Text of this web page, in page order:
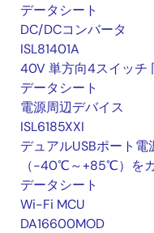
データシート
DC/DCコンバータ
ISL81401A
40V 単方向4スイッチ
データシート
電源周辺デバイス
ISL6185XXI
デュアルUSBポート
（-40℃～+85℃）を
データシート
Wi-Fi MCU
DA16600MOD